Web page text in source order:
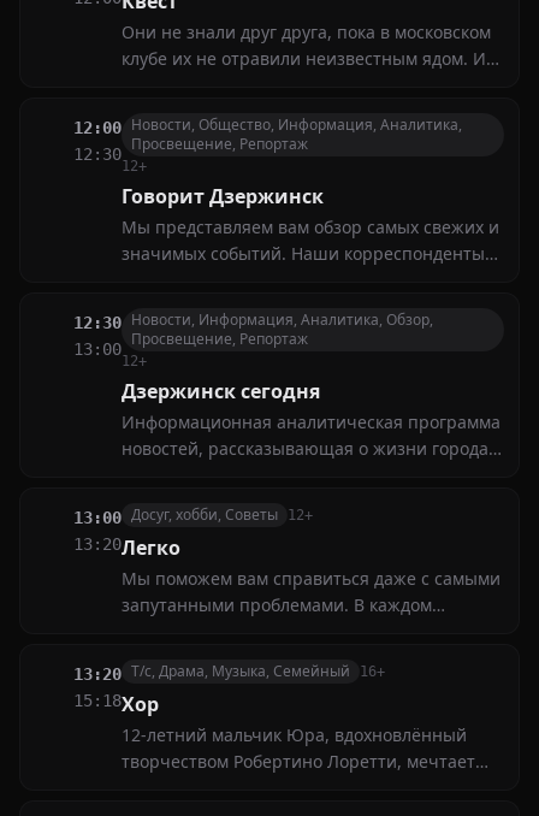
Именно такие напарники становятся верной
командой
Они не знали друг друга, пока в московском
клубе их не отравили неизвестным ядом. И
отсрочку на 72 часа, предстоит выполнить
задания загадочного кукловода, который
единственный в мире имеет противоядие
12:00
12:30
Новости, Общество, Информация, Аналитика,
Просвещение, Репортаж
12+
Говорит Дзержинск
Мы представляем вам обзор самых свежих и
значимых событий. Наши корреспонденты
12:30
13:00
Новости, Информация, Аналитика, Обзор,
Просвещение, Репортаж
12+
Дзержинск сегодня
Информационная аналитическая программа
новостей, рассказывающая о жизни города
жизнь города, интервью на актуальные
темы, комментарии и мнения экспертов и
жителей
13:00
13:20
Досуг, хобби, Советы 12+
Легко
Мы поможем вам справиться даже с самыми
запутанными проблемами. В каждом
задач — от математических уравнений до
жизненных ситуаций
13:20
15:18
Т/с, Драма, Музыка, Семейный 16+
Хор
12-летний мальчик Юра, вдохновлённый
творчеством Робертино Лоретти, мечтает